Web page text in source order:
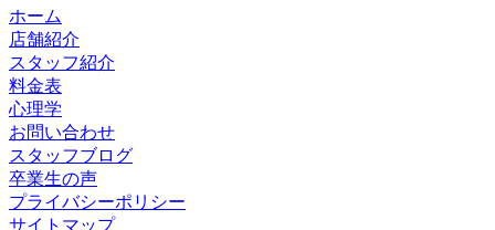
ホーム
店舗紹介
スタッフ紹介
料金表
心理学
お問い合わせ
スタッフブログ
卒業生の声
プライバシーポリシー
サイトマップ